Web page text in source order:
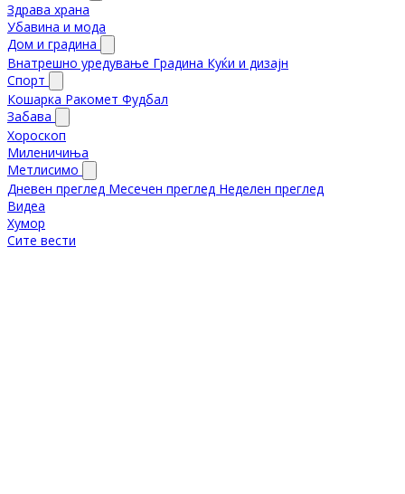
Здрава храна
Убавина и мода
Дом и градина
Внатрешно уредување Градина Куќи и дизајн
Спорт
Кошарка Ракомет Фудбал
Забава
Хороскоп
Миленичиња
Метлисимо
Дневен преглед Месечен преглед Неделен преглед
Видеа
Хумор
Сите вести